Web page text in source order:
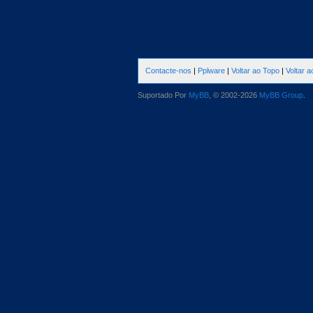
Contacte-nos | Pplware | Voltar ao Topo | Voltar
Suportado Por MyBB , © 2002-2026 MyBB Group